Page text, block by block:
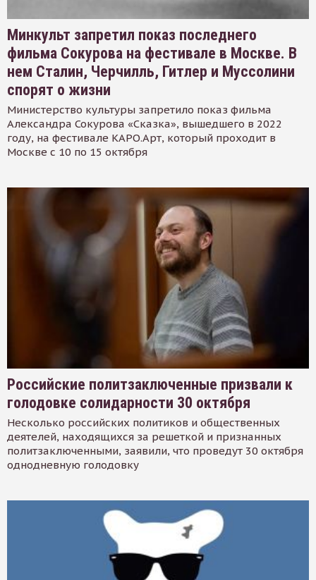
Минкульт запретил показ последнего
фильма Сокурова на фестивале в Москве. В
нем Сталин, Черчилль, Гитлер и Муссолини
спорят о жизни
Министерство культуры запретило показ фильма
Александра Сокурова «Сказка», вышедшего в 2022
году, на фестивале КАРО.Арт, который проходит в
Москве с 10 по 15 октября
Российские политзаключенные призвали к
голодовке солидарности 30 октября
Несколько российских политиков и общественных
деятелей, находящихся за решеткой и признанных
политзаключенными, заявили, что проведут 30 октября
однодневную голодовку